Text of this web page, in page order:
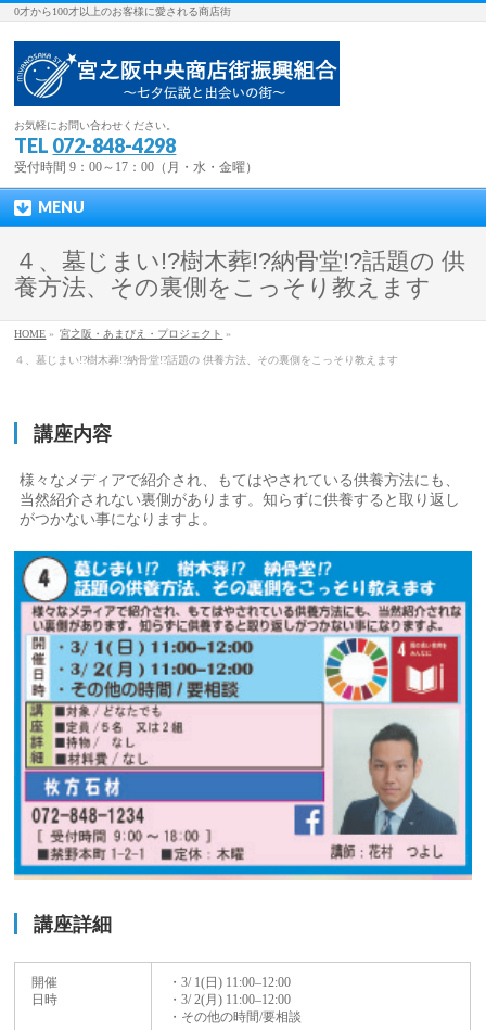
0才から100才以上のお客様に愛される商店街
お気軽にお問い合わせください。
TEL 072-848-4298
受付時間 9：00～17：00（月・水・金曜）
MENU
４、墓じまい!?樹木葬!?納骨堂!?話題の 供
養方法、その裏側をこっそり教えます
HOME » 宮之阪・あまびえ・プロジェクト »
４、墓じまい!?樹木葬!?納骨堂!?話題の 供養方法、その裏側をこっそり教えます
講座内容
様々なメディアで紹介され、もてはやされている供養方法にも、
当然紹介されない裏側があります。知らずに供養すると取り返し
がつかない事になりますよ。
講座詳細
開催
日時
・3/ 1(日) 11:00–12:00
・3/ 2(月) 11:00–12:00
・その他の時間/要相談